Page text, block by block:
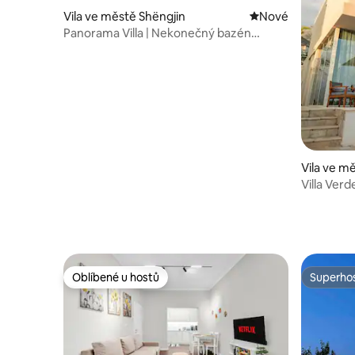
Vila ve městě Shëngjin Nové ubytování
Nové
Panorama Villa | Nekonečný bazén
Vila ve
Villa
Oblíbené u hostů
Oblíbené u hostů